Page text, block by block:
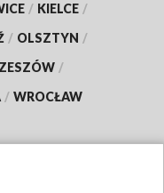
/ KIELCE /
/ OLSZTYN /
/
/ WROCŁAW